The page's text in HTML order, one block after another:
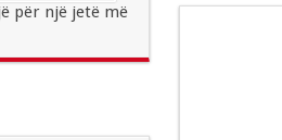
për një jetë më